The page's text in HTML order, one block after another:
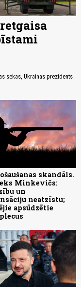
sekas, Ukrainas prezidents
skandāls.
Minkevičs:
un
neatzīstu;
apsūdzētie